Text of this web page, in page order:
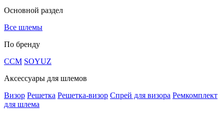
Основной раздел
Все шлемы
По бренду
CCM SOYUZ
Аксессуары для шлемов
Визор Решетка Решетка-визор Спрей для визора Ремкомплект
для шлема